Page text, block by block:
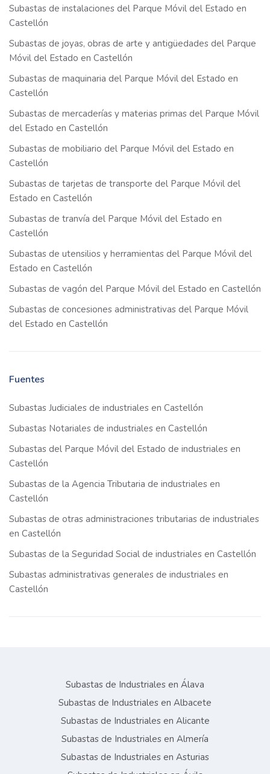
Subastas de instalaciones del Parque Móvil del Estado en
Castellón
Subastas de joyas, obras de arte y antigüedades del Parque
Móvil del Estado en Castellón
Subastas de maquinaria del Parque Móvil del Estado en
Castellón
Subastas de mercaderías y materias primas del Parque Móvil
del Estado en Castellón
Subastas de mobiliario del Parque Móvil del Estado en
Castellón
Subastas de tarjetas de transporte del Parque Móvil del
Estado en Castellón
Subastas de tranvía del Parque Móvil del Estado en
Castellón
Subastas de utensilios y herramientas del Parque Móvil del
Estado en Castellón
Subastas de vagón del Parque Móvil del Estado en Castellón
Subastas de concesiones administrativas del Parque Móvil
del Estado en Castellón
Fuentes
Subastas Judiciales de industriales en Castellón
Subastas Notariales de industriales en Castellón
Subastas del Parque Móvil del Estado de industriales en
Castellón
Subastas de la Agencia Tributaria de industriales en
Castellón
Subastas de otras administraciones tributarias de industriales
en Castellón
Subastas de la Seguridad Social de industriales en Castellón
Subastas administrativas generales de industriales en
Castellón
Subastas de Industriales en Álava
Subastas de Industriales en Albacete
Subastas de Industriales en Alicante
Subastas de Industriales en Almería
Subastas de Industriales en Asturias